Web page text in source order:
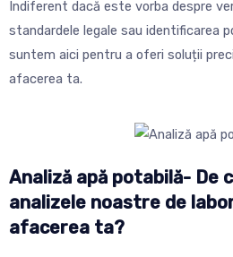
Indiferent dacă este vorba despre
standardele legale sau identificarea
suntem aici pentru a oferi soluții
afacerea ta.
Analiză apă potabilă- De
analizele noastre de
afacerea ta?